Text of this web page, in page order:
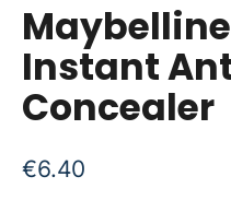
Instant
Concealer
€6.40